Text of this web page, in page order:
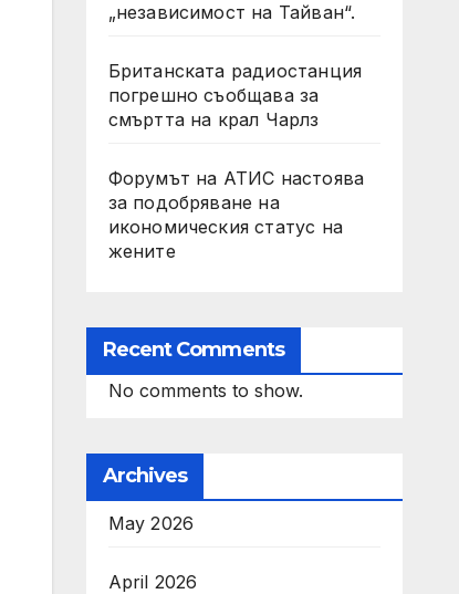
„независимост на Тайван“.
Британската радиостанция
погрешно съобщава за
смъртта на крал Чарлз
Форумът на АТИС настоява
за подобряване на
икономическия статус на
жените
Recent Comments
No comments to show.
Archives
May 2026
April 2026